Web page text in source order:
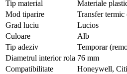
Tip material
Materiale
Mod tiparire
Transfer
Grad luciu
Lucios
Culoare
Alb
Tip adeziv
Temporar
Diametrul interior rola 76 mm
Compatibilitate
Honeywell,